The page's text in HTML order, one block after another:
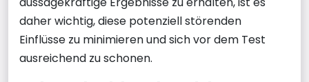
daher wichtig, diese potenziell störenden
Einflüsse zu minimieren und sich vor dem Test
ausreichend zu schonen.